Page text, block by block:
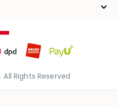
. All Rights Reserved